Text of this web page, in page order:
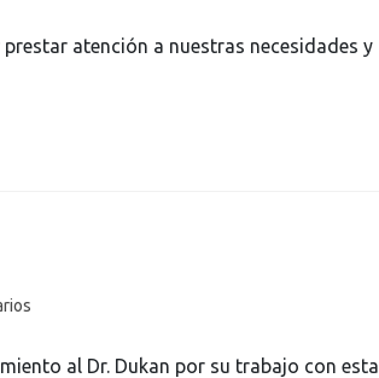
prestar atención a nuestras necesidades y
al Dr. Dukan por su trabajo con esta